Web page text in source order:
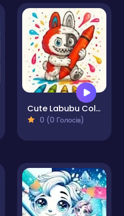
Cute Labubu Coloring Book for Kids
0 (0 Голосів)